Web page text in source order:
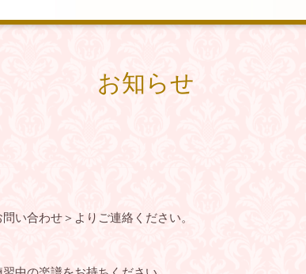
お知らせ
い合わせ＞よりご連絡ください。